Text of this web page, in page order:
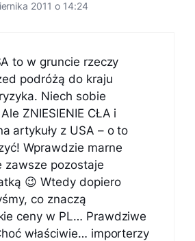
2011 o 14:24
to w gruncie rzeczy
podróżą do kraju
Niech sobie
ZNIESIENIE CŁA i
artykuły z USA – o to
Wprawdzie marne
zawsze pozostaje
😉 Wtedy dopiero
co znaczą
ceny w PL… Prawdziwe
właściwie… importerzy